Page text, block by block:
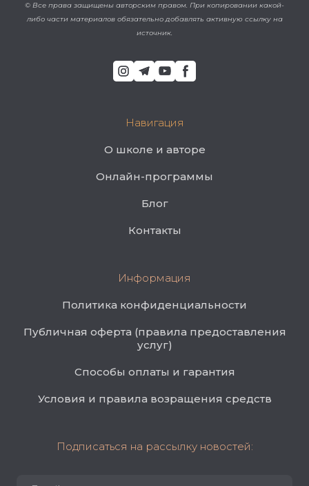
© Все права защищены авторским правом. При копировании какой-
либо части материалов обязательно добавлять активную ссылку на
источник.
Навигация
О школе и авторе
Онлайн-программы
Блог
Контакты
Информация
Политика конфиденциальности
Публичная оферта (правила предоставления
услуг)
Способы оплаты и гарантия
Условия и правила возращения средств
Подписаться на рассылку новостей: